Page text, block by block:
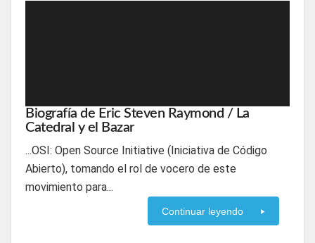
Biografía de Eric Steven Raymond / La
Catedral y el Bazar
...OSI: Open Source Initiative (Iniciativa de Código
Abierto), tomando el rol de vocero de este
movimiento para...
Continuar leyendo